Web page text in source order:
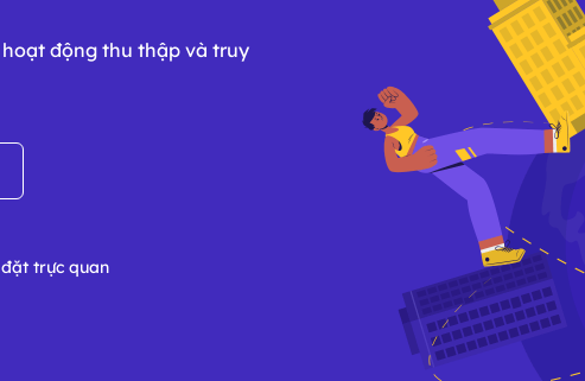
động thu thập và truy
trực quan